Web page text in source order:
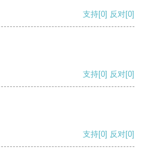
支持[0] 反对[0]
支持[0] 反对[0]
支持[0] 反对[0]